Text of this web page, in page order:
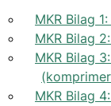
MKR Bilag
MKR Bilag
MKR Bilag
MKR Bilag